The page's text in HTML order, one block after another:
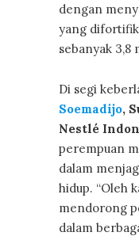
dengan
yang
sebanyak 3,8
Di segi
Soemadijo,
Nestlé
perempuan
dalam
hidup. “Oleh
mendorong
dalam